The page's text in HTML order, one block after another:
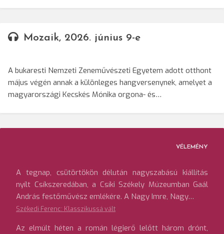
Mozaik, 2026. június 9-e
A bukaresti Nemzeti Zeneművészeti Egyetem adott otthont
május végén annak a különleges hangversenynek, amelyet a
magyarországi Kecskés Mónika orgona- és…
VÉLEMÉNY
A tegnap, csütörtökön délután nagyszabású kiállítás
nyílt Csíkszeredában, a Csíki Székely Múzeumban Gaál
András festőművész emlékére. A Nagy Imre, Nagy…
Székedi Ferenc: Klasszikussá vált
Az elmúlt héten a román légierő lelőtt három drónt,